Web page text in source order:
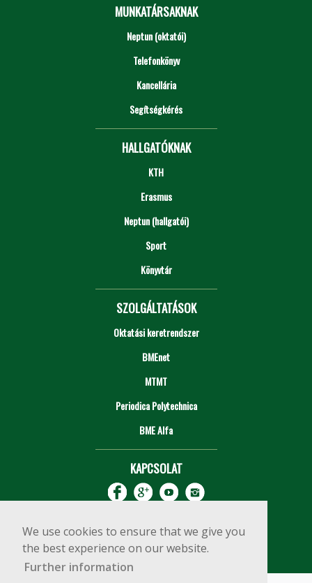
We use cookies to ensure that we give you
the best experience on our website.
Further information
MUNKATÁRSAKNAK
Neptun (oktatói)
Telefonkönyv
Kancellária
Segítségkérés
HALLGATÓKNAK
KTH
Erasmus
Neptun (hallgatói)
Sport
Könyvtár
SZOLGÁLTATÁSOK
Oktatási keretrendszer
BMEnet
MTMT
Periodica Polytechnica
BME Alfa
KAPCSOLAT